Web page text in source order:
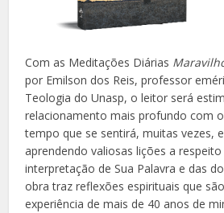
Com as Meditações Diárias
por Emilson dos Reis, professor
Teologia do Unasp, o leitor será
relacionamento mais profundo com
tempo que se sentirá, muitas vezes,
aprendendo valiosas lições a
interpretação de Sua Palavra e das
obra traz reflexões espirituais que
experiência de mais de 40 anos de